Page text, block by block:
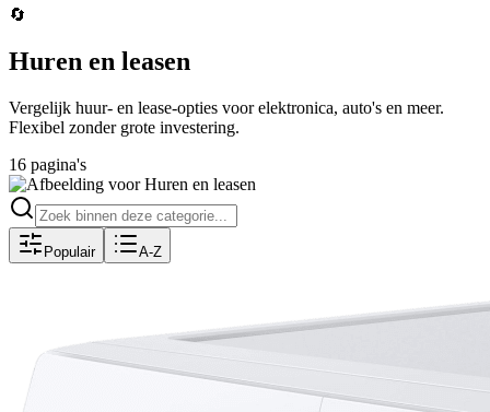
🔄
Huren en leasen
Vergelijk huur- en lease-opties voor elektronica, auto's en meer.
Flexibel zonder grote investering.
16 pagina's
Populair A-Z